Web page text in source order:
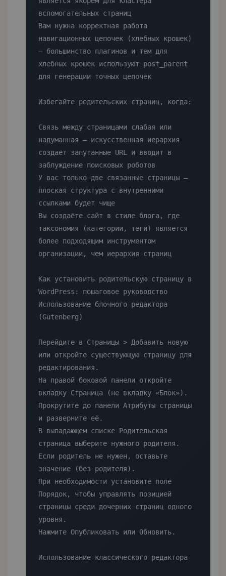
вспомогательных страниц
Вам нужна корректная работа
навигационных цепочек (хлебных крошек)
— большинство плагинов и тем для
хлебных крошек используют post_parent
для генерации точных цепочек
Избегайте родительских страниц, когда:
Связь между страницами слабая или
надуманная — искусственная иерархия
создаёт запутанные URL и вводит в
заблуждение поисковых роботов
У вас только две связанные страницы —
плоская структура с внутренними
ссылками будет чище
Вы создаёте сайт в стиле блога, где
таксономия (категории, теги) является
более подходящим инструментом
организации, чем иерархия страниц
Как установить родительскую страницу в
WordPress: пошаговое руководство
Использование блочного редактора
(Gutenberg)
Перейдите в Страницы > Добавить новую
или откройте существующую страницу для
редактирования.
На правой боковой панели откройте
вкладку Страница (не вкладку «Блок»).
Прокрутите до панели Атрибуты страницы
и разверните её.
В выпадающем списке Родительская
страница выберите нужного родителя.
Если родитель не нужен, оставьте
значение (без родителя).
При необходимости установите поле
Порядок, чтобы управлять позицией
страницы среди дочерних страниц одного
уровня.
Нажмите Опубликовать или Обновить.
Использование классического редактора